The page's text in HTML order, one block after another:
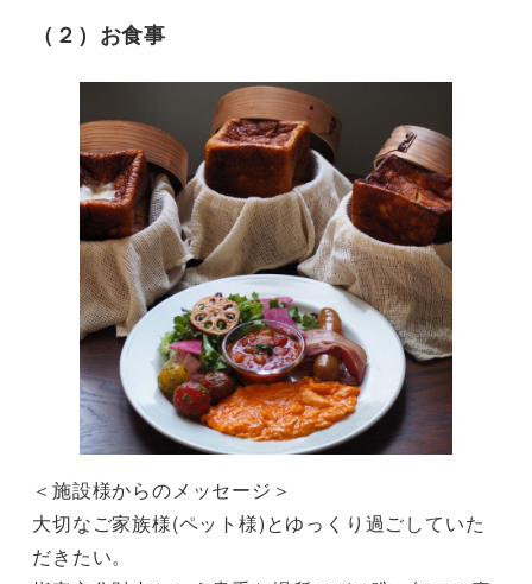
（２）お食事
＜施設様からのメッセージ＞
大切なご家族様(ペット様)とゆっくり過ごしていた
だきたい。